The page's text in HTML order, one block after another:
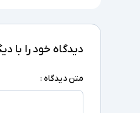
دیدگاه خود را با
متن دیدگاه :